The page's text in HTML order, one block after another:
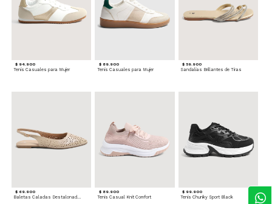
$ 94.900
Tenis Casuales para Mujer
$ 89.900
Tenis Casuales para Mujer
$ 59.900
Sandalias Brillantes de Tiras
$ 69.900
Baletas Caladas Destalonadas
$ 89.900
Tenis Casual Knit Comfort
$ 99.900
Tenis Chunky Sport Black